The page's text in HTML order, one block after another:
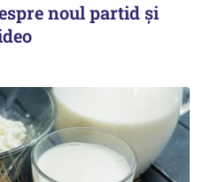
noul partid și